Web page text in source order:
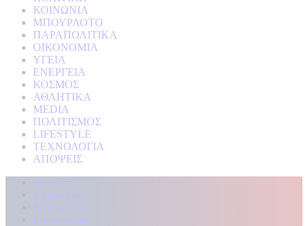
ΚΟΙΝΩΝΙΑ
ΜΠΟΥΡΛΟΤΟ
ΠΑΡΑΠΟΛΙΤΙΚΑ
ΟΙΚΟΝΟΜΙΑ
ΥΓΕΙΑ
ΕΝΕΡΓΕΙΑ
ΚΟΣΜΟΣ
ΑΘΛΗΤΙΚΑ
MEDIA
ΠΟΛΙΤΙΣΜΟΣ
LIFESTYLE
ΤΕΧΝΟΛΟΓΙΑ
ΑΠΟΨΕΙΣ
Αρχική
Kontra Live
Καταγγελίες
Επικοινωνία